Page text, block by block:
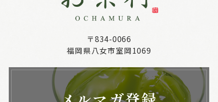
〒834-0066
福岡県八女市室岡1069